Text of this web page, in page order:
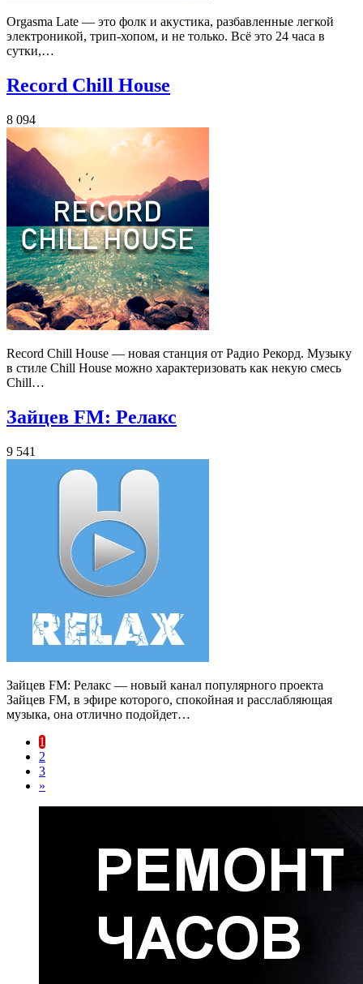
Orgasma Late — это фолк и акустика, разбавленные легкой
электроникой, трип-хопом, и не только. Всё это 24 часа в
сутки,…
Record Chill House
8 094
Record Chill House — новая станция от Радио Рекорд. Музыку
в стиле Chill House можно характеризовать как некую смесь
Chill…
Зайцев FM: Релакс
9 541
Зайцев FM: Релакс — новый канал популярного проекта
Зайцев FM, в эфире которого, спокойная и расслабляющая
музыка, она отлично подойдет…
1
2
3
»